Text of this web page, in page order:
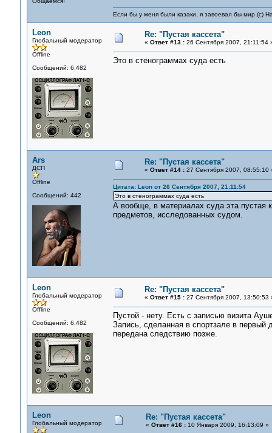
Если бы у меня были казаки, я завоевал бы мир (с)
Leon
Глобальный модератор
Offline
Сообщений: 6,482
Re: "Пустая кассета"
« Ответ #13 :26 Сентября 2007, 21:11:54
Это в стенограммах суда есть
Ars
ДСП
Offline
Сообщений: 442
Re: "Пустая кассета"
« Ответ #14 :27 Сентября 2007, 08:55:10
Цитата: Leon от 26 Сентября 2007, 21:11:54
Это в стенограммах суда есть
А вообще, в материалах суда эта
предметов, исследованных судом.
Leon
Глобальный модератор
Offline
Сообщений: 6,482
Re: "Пустая кассета"
« Ответ #15 :27 Сентября 2007, 13:50:53
Пустой - нету. Есть с записью визита
Запись, сделанная в спортзале в первый
передана следствию позже.
Leon
Глобальный модератор
Re: "Пустая кассета"
« Ответ #16 :10 Января 2009, 16:13:09 »